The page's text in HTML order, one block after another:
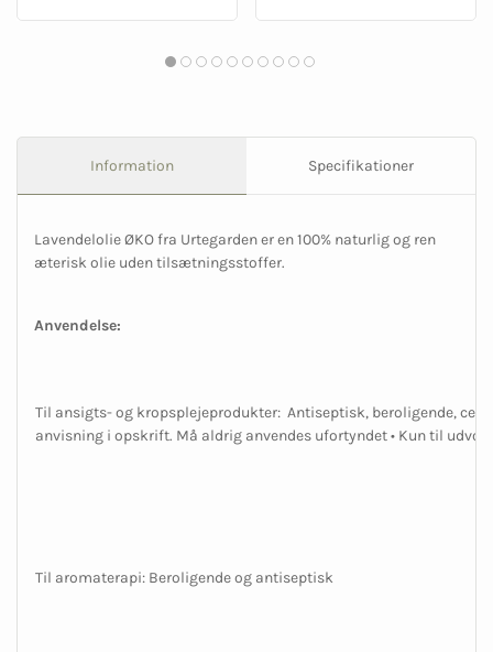
Information Specifikationer
Lavendelolie ØKO fra Urtegarden er en 100% naturlig og ren
æterisk olie uden tilsætningsstoffer.
Anvendelse:
Til ansigts- og kropsplejeprodukter: Antiseptisk, beroligende,
anvisning i opskrift. Må aldrig anvendes ufortyndet • Kun til
Til aromaterapi: Beroligende og antiseptisk